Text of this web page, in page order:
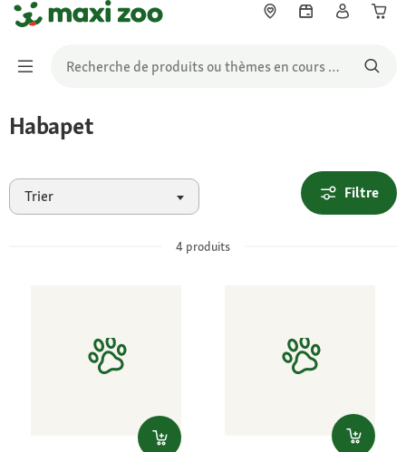
Habapet
Trier Filtre
4 produits